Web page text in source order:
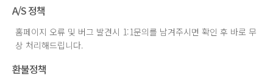
A/S 정책
홈페이지 오류 및 버그 발견시 1:1문의를 남겨주시면 확인 후 바로 무
상 처리해드립니다.
환불정책